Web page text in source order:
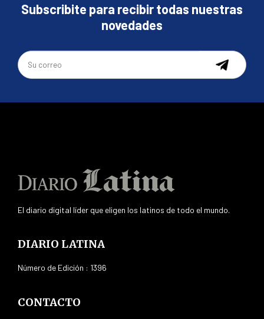
Subscribite para recibir todas nuestras
novedades
El diario digital líder que eligen los latinos de todo el mundo.
DIARIO LATINA
Número de Edición : 1396
CONTACTO